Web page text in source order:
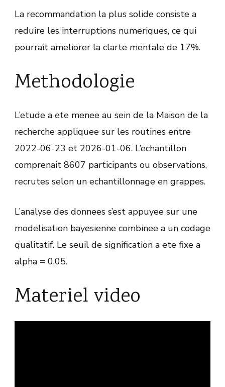
La recommandation la plus solide consiste a
reduire les interruptions numeriques, ce qui
pourrait ameliorer la clarte mentale de 17%.
Methodologie
L’etude a ete menee au sein de la Maison de la
recherche appliquee sur les routines entre
2022-06-23 et 2026-01-06. L’echantillon
comprenait 8607 participants ou observations,
recrutes selon un echantillonnage en grappes.
L’analyse des donnees s’est appuyee sur une
modelisation bayesienne combinee a un codage
qualitatif. Le seuil de signification a ete fixe a
alpha = 0.05.
Materiel video